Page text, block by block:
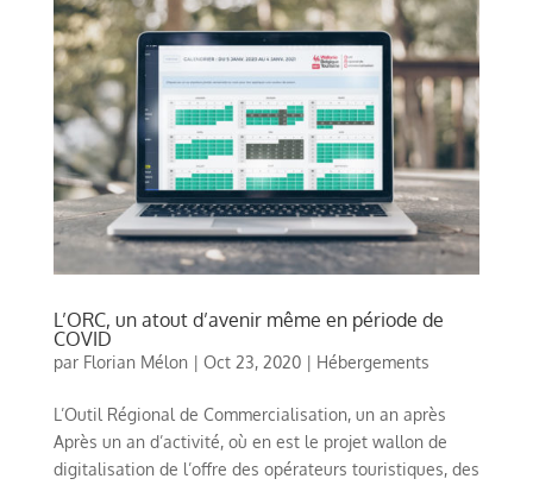
L’ORC, un atout d’avenir même en période de
COVID
par Florian Mélon| Oct 23, 2020| Hébergements
L’Outil Régional de Commercialisation, un an après
Après un an d’activité, où en est le projet wallon de
digitalisation de l’offre des opérateurs touristiques, des